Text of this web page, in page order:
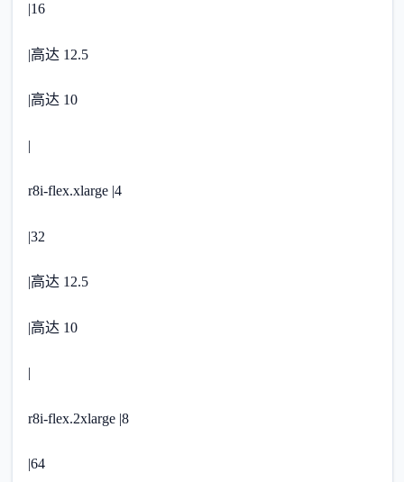
|16
|高达 12.5
|高达 10
|
r8i-flex.xlarge |4
|32
|高达 12.5
|高达 10
|
r8i-flex.2xlarge |8
|64